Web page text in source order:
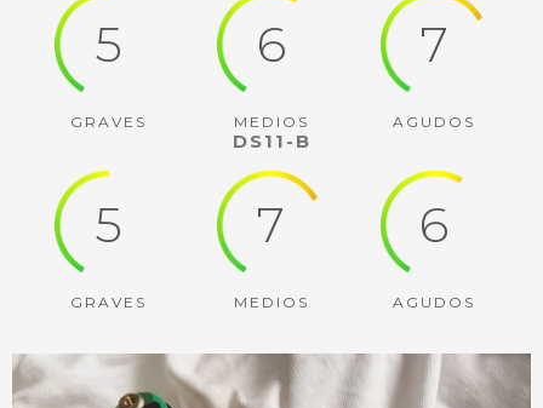
5
GRAVES
6
MEDIOS
7
AGUDOS
DS11-B
5
GRAVES
7
MEDIOS
6
AGUDOS